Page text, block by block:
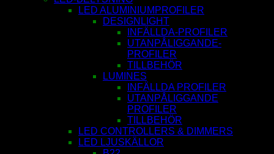
LED ALUMINIUMPROFILER
DESIGNLIGHT
INFÄLLDA-PROFILER
UTANPÅLIGGANDE-
PROFILER
TILLBEHÖR
LUMINES
INFÄLLDA PROFILER
UTANPÅLIGGANDE
PROFILER
TILLBEHÖR
LED CONTROLLERS & DIMMERS
LED LJUSKÄLLOR